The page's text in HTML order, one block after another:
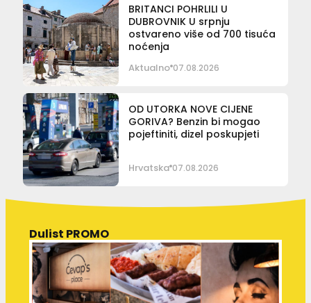
BRITANCI POHRLILI U
DUBROVNIK U srpnju
ostvareno više od 700 tisuća
noćenja
Aktualno 07.08.2026
OD UTORKA NOVE CIJENE
GORIVA? Benzin bi mogao
pojeftiniti, dizel poskupjeti
Hrvatska 07.08.2026
Dulist PROMO